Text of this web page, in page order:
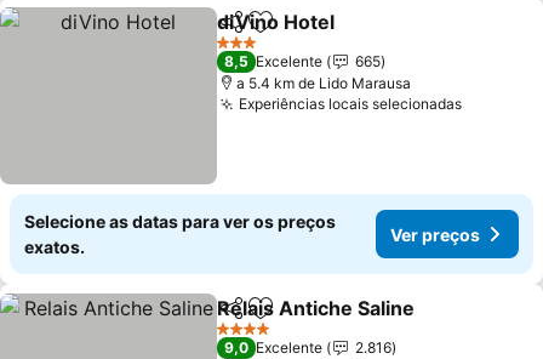
PartilharAdicionar aos favoritos
diVino Hotel
3 Estrelas
8,5 Excelente
665
a 5.4 km de Lido Marausa
Experiências locais selecionadasVer
Selecione as datas para ver os preços
exatos.
Ver preços
PartilharAdicionar aos favoritos
Relais Antiche Saline
4 Estrelas
9,0 Excelente
2.816